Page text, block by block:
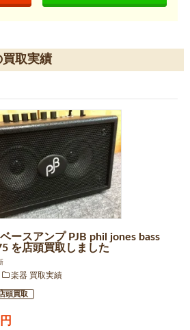
取実績
ースアンプ PJB phil jones bass
を店頭買取しました
楽器 買取実績
頭買取
円